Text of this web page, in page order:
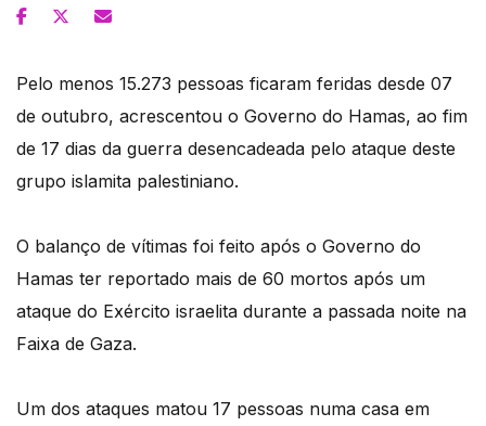
Pelo menos 15.273 pessoas ficaram feridas desde 07
de outubro, acrescentou o Governo do Hamas, ao fim
de 17 dias da guerra desencadeada pelo ataque deste
grupo islamita palestiniano.
O balanço de vítimas foi feito após o Governo do
Hamas ter reportado mais de 60 mortos após um
ataque do Exército israelita durante a passada noite na
Faixa de Gaza.
Um dos ataques matou 17 pessoas numa casa em